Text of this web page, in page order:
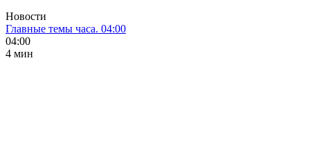
Новости
Главные темы часа. 04:00
04:00
4 мин